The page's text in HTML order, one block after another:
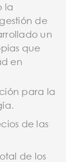
la
de
un
que
en
para la
de las
de los